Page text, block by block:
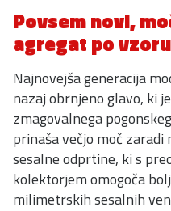
Povsem novi,
agregat po
Najnovejša generacija
nazaj obrnjeno glavo, ki
zmagovalnega
prinaša večjo moč
sesalne odprtine, ki s
kolektorjem omogoča
milimetrskih sesalnih